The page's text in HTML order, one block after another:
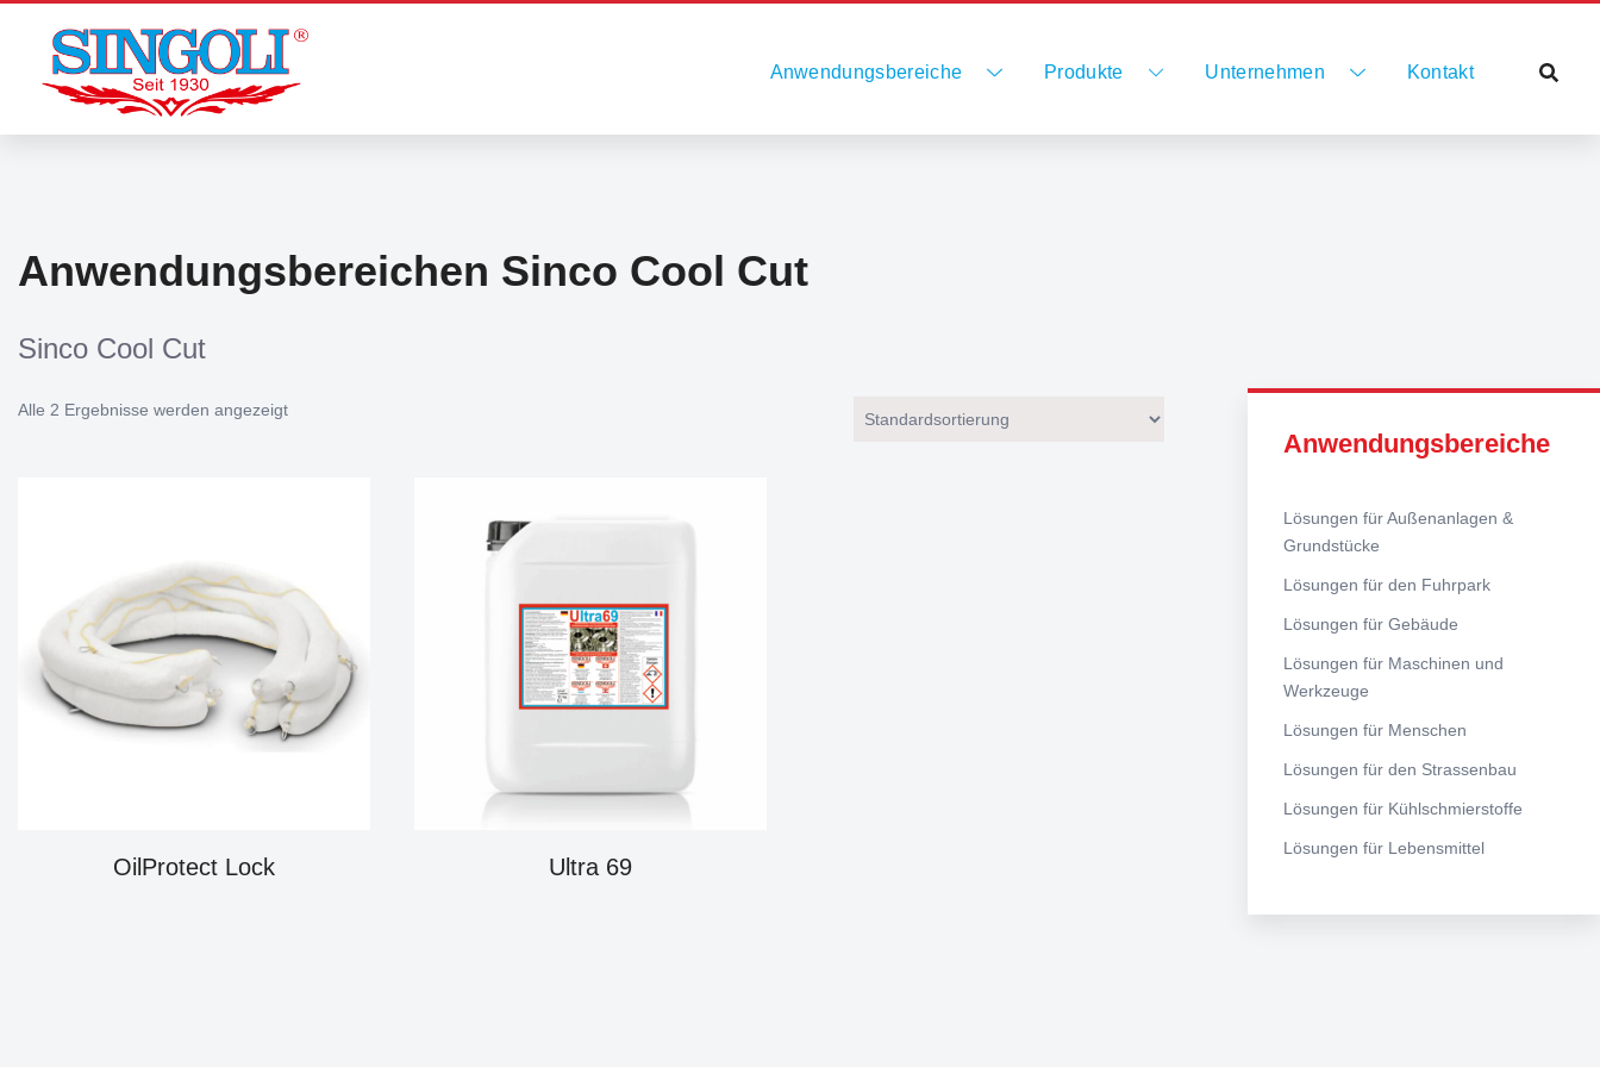
springen
Anwendungsbereiche Produkte Unternehmen Kontakt
Anwendungsbereichen Sinco Cool Cut
Sinco Cool Cut
Alle 2 Ergebnisse werden angezeigt
OilProtect Lock Ultra 69
Anwendungsbereiche
Lösungen für Außenanlagen &
Grundstücke
Lösungen für den Fuhrpark
Lösungen für Gebäude
Lösungen für Maschinen und
Werkzeuge
Lösungen für Menschen
Lösungen für den Strassenbau
Lösungen für Kühlschmierstoffe
Lösungen für Lebensmittel